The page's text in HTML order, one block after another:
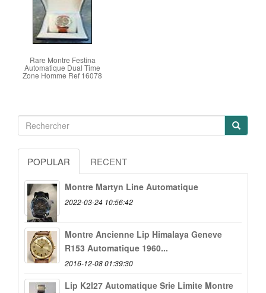
Rare Montre Festina
Automatique Dual Time
Zone Homme Ref 16078
POPULAR RECENT
Montre Martyn Line Automatique
2022-03-24 10:56:42
Montre Ancienne Lip Himalaya Geneve
R153 Automatique 1960...
2016-12-08 01:39:30
Lip K2l27 Automatique Srie Limite Montre